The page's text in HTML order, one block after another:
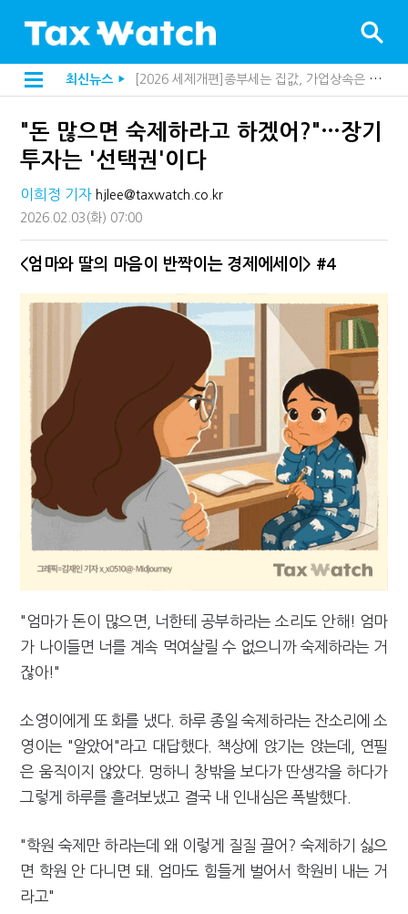
최신뉴스 ▶
[2026 세제개편]종부세는 집값, 가업상속은 기술…납세자가 꼭 볼 5가지
해외 안 갔는데 긁힌 신용카드…관세청이 몇분 만에 찾아낸 비결은?
내 지분만 봤다간 낭패…주식 양도세 추징 부른 '3가지 실수'
"세무플랫폼 문제 해결될 것"…세무사회 진단, 왜
배달라이더 원천징수 세금 인하…환급 플랫폼 수익성 악화될까
상속·증여세 조사, 이제 코인거래소까지 샅샅이 본다
고액자산가 더 옥죈다…해외신탁 미신고 제보에 포상금
반도체·AI로봇 국내 생산땐 세금 깎아준다
"오래 보유보다 오래 살아야"…1주택 세금 '실거주' 중심으로
강남이 좋다는 건 옛말…강서세무서장이 더 낫다?
[2026 세제개편]"상속 닥치면 늦다"…가업승계 성패, 시간에 달렸다
"돈 많으면 숙제하라고 하겠어?"…장기
투자는 '선택권'이다
이희정 기자 hjlee@taxwatch.co.kr
2026.02.03 (화) 07:00
<엄마와 딸의 마음이 반짝이는 경제에세이> #4
"엄마가 돈이 많으면, 너한테 공부하라는 소리도 안해! 엄마
가 나이들면 너를 계속 먹여살릴 수 없으니까 숙제하라는 거
잖아!"
소영이에게 또 화를 냈다. 하루 종일 숙제하라는 잔소리에 소
영이는 "알았어"라고 대답했다. 책상에 앉기는 앉는데, 연필
은 움직이지 않았다. 멍하니 창밖을 보다가 딴생각을 하다가
그렇게 하루를 흘려보냈고 결국 내 인내심은 폭발했다.
"학원 숙제만 하라는데 왜 이렇게 질질 끌어? 숙제하기 싫으
면 학원 안 다니면 돼. 엄마도 힘들게 벌어서 학원비 내는 거
라고"